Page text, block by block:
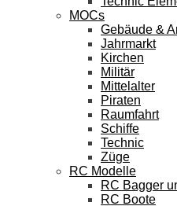
MOCs
Gebäude &
Jahrmarkt
Kirchen
Militär
Mittelalter
Piraten
Raumfahrt
Schiffe
Technic
Züge
RC Modelle
RC Bagger
RC Boote